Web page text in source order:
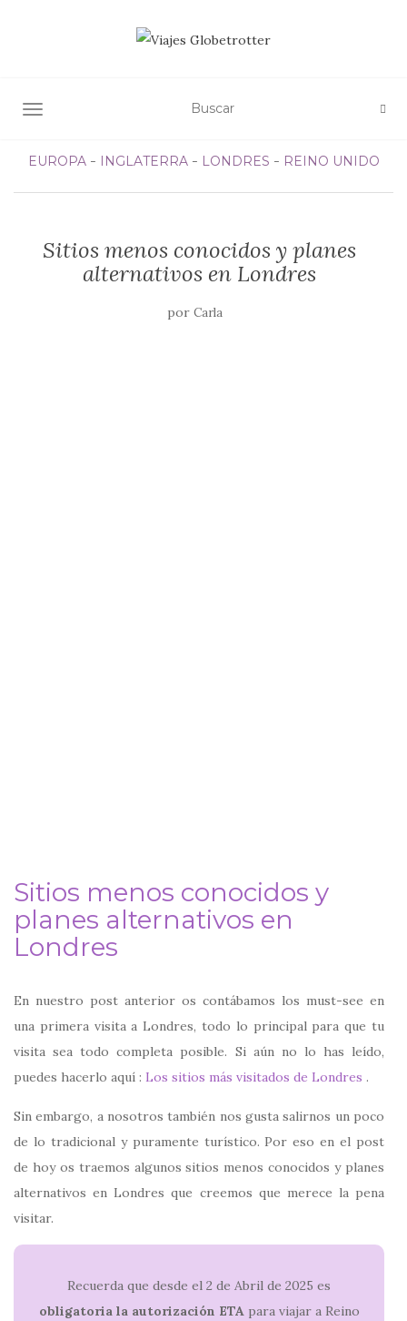
ALTERNAR NAVEGACIÓN
EUROPA INGLATERRA LONDRES REINO UNIDO
Sitios menos conocidos y planes
alternativos en Londres
por Carla
Sitios menos conocidos y
planes alternativos en
Londres
En nuestro post anterior os contábamos los must-see en
una primera visita a Londres, todo lo principal para que tu
visita sea todo completa posible. Si aún no lo has leído,
puedes hacerlo aquí : Los sitios más visitados de Londres .
Sin embargo, a nosotros también nos gusta salirnos un poco
de lo tradicional y puramente turístico. Por eso en el post
de hoy os traemos algunos sitios menos conocidos y planes
alternativos en Londres que creemos que merece la pena
visitar.
Recuerda que desde el 2 de Abril de 2025 es
obligatoria la autorización ETApara viajar a Reino